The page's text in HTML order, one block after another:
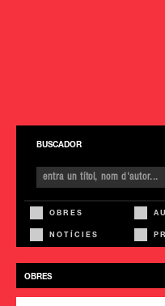
BUSCADOR
OBRES
NOTÍCIES
OBRES